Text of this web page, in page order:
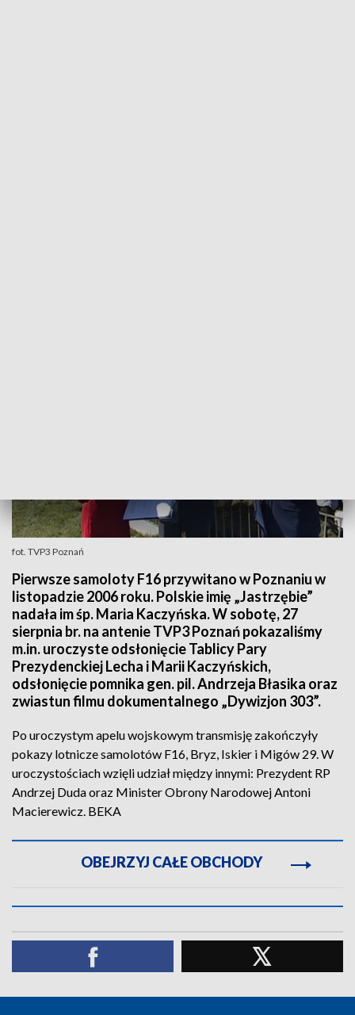
fot. TVP3 Poznań
Pierwsze samoloty F16 przywitano w Poznaniu w
listopadzie 2006 roku. Polskie imię „Jastrzębie”
nadała im śp. Maria Kaczyńska. W sobotę, 27
sierpnia br. na antenie TVP3 Poznań pokazaliśmy
m.in. uroczyste odsłonięcie Tablicy Pary
Prezydenckiej Lecha i Marii Kaczyńskich,
odsłonięcie pomnika gen. pil. Andrzeja Błasika oraz
zwiastun filmu dokumentalnego „Dywizjon 303”.
Po uroczystym apelu wojskowym transmisję zakończyły
pokazy lotnicze samolotów F16, Bryz, Iskier i Migów 29. W
uroczystościach wzięli udział między innymi: Prezydent RP
Andrzej Duda oraz Minister Obrony Narodowej Antoni
Macierewicz. BEKA
OBEJRZYJ CAŁE OBCHODY